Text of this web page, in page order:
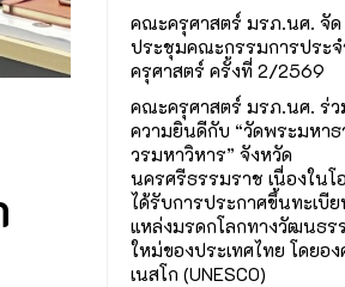
คณะครุศาสตร์ มรภ.นศ. จัด
ประชุมคณะกรรมการประ
ครุศาสตร์ ครั้งที่ 2/2569
คณะครุศาสตร์ มรภ.นศ. ร่ว
ความยินดีกับ “วัดพระมหาธ
วรมหาวิหาร” จังหวัด
นครศรีธรรมราช เนื่องในโ
ได้รับการประกาศขึ้นทะเบีย
แหล่งมรดกโลกทางวัฒนธร
ใหม่ของประเทศไทย โดยอ
เนสโก (UNESCO)